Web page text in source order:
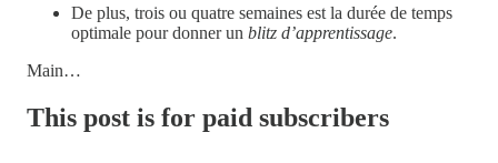
De plus, trois ou quatre semaines est la durée de temps
optimale pour donner un blitz d’apprentissage.
Main…
This post is for paid subscribers